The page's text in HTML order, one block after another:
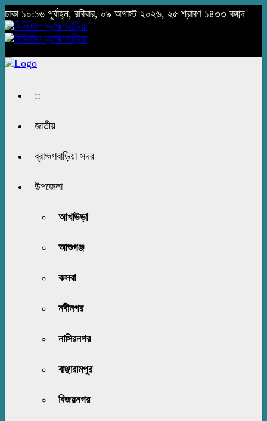
ঢাকা ১০:১৬ পূর্বাহ্ন, রবিবার, ০৯ অগাস্ট ২০২৬, ২৫ শ্রাবণ ১৪৩৩ বঙ্গাব্দ
::
জাতীয়
ব্রাহ্মণবাড়িয়া সদর
উপজেলা
আখাউড়া
আশুগঞ্জ
কসবা
নবীনগর
নাসিরনগর
বাঞ্ছারামপুর
বিজয়নগর